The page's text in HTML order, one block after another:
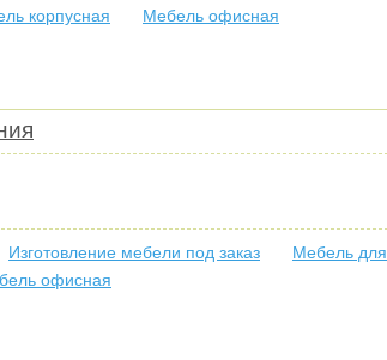
корпусная
Мебель офисная
Изготовление мебели под заказ
Мебель для
офисная